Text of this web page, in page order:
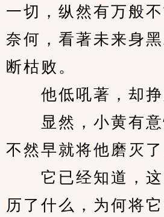
一切，纵然有万般
奈何，看著未来身
断枯败。
他低吼著，却挣
显然，小黄有意
不然早就将他磨灭了
它已经知道，这
历了什么，为何将